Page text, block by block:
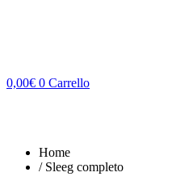
0,00€ 0 Carrello
Home
/ Sleeg completo